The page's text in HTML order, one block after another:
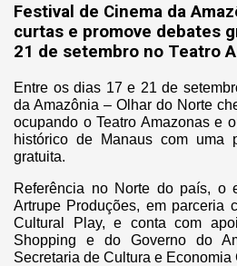
Festival de Cinema da
curtas e promove debates
21 de setembro no Teatro
Entre os dias 17 e 21 de
da Amazônia – Olhar do Norte
ocupando o Teatro Amazonas e
histórico de Manaus com uma
gratuita.
Referência no Norte do país, o
Artrupe Produções, em parceria
Cultural Play, e conta com
Shopping e do Governo do
Secretaria de Cultura e Economia